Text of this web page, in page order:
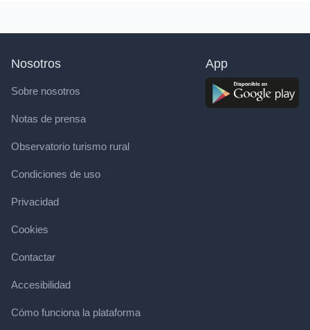
Nosotros
Sobre nosotros
Notas de prensa
Observatorio turismo rural
Condiciones de uso
Privacidad
Cookies
Contactar
Accesibilidad
Cómo funciona la plataforma
App